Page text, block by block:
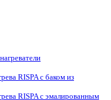
RISPA с баком из
RISPA с эмалированным